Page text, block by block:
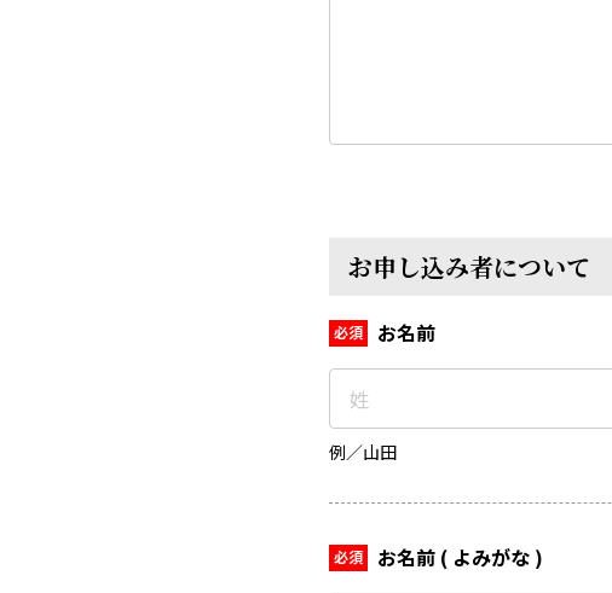
お申し込み者について
お名前
例／山田
お名前 ( よみがな )